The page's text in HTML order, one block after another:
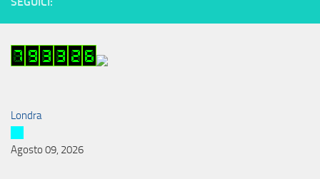
Londra
Agosto 09, 2026